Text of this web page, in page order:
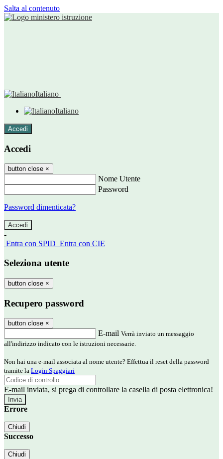
Salta al contenuto
Italiano
Italiano
Accedi
Accedi
button close ×
Nome Utente
Password
Password dimenticata?
-
Entra con SPID Entra con CIE
Seleziona utente
button close ×
Recupero password
button close ×
E-mail Verrà inviato un messaggio
all'indirizzo indicato con le istruzioni necessarie.
Non hai una e-mail associata al nome utente? Effettua il reset della password
tramite la Login Spaggiari
E-mail inviata, si prega di controllare la casella di posta elettronica!
Errore
Chiudi
Successo
Chiudi